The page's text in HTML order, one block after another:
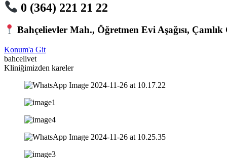
0 (364) 221 21 22
Bahçelievler Mah., Öğretmen Evi Aşağısı,
Konum'a Git
bahcelivet
Kliniğimizden kareler